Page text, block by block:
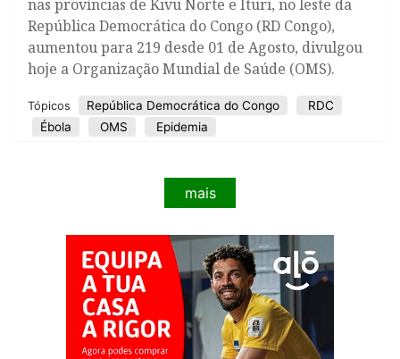
nas províncias de Kivu Norte e Ituri, no leste da
República Democrática do Congo (RD Congo),
aumentou para 219 desde 01 de Agosto, divulgou
hoje a Organização Mundial de Saúde (OMS).
Tópicos República Democrática do Congo
RDC
Ébola
OMS Epidemia
mais